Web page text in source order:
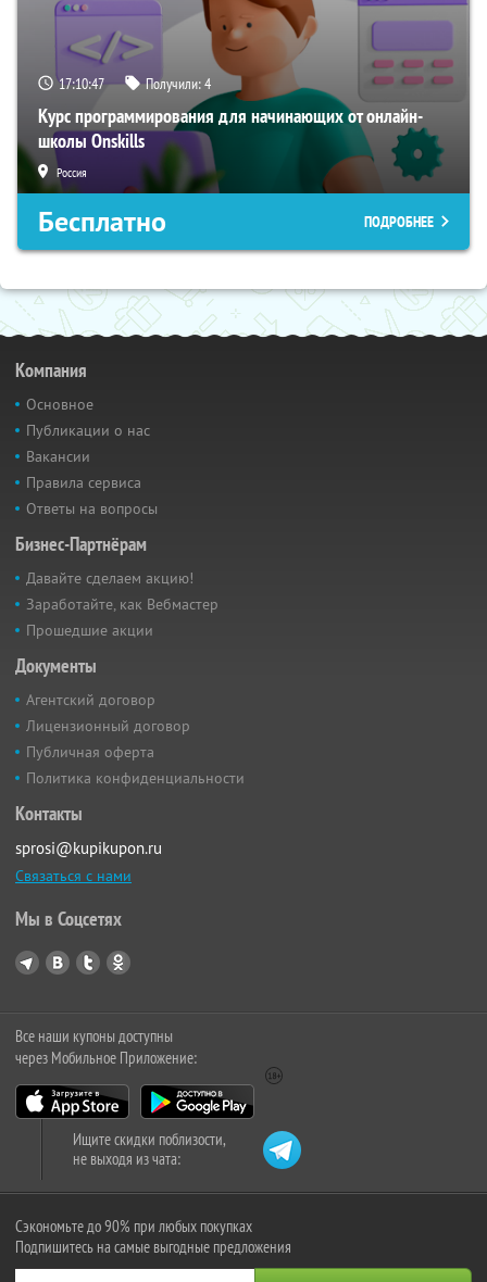
17:10:46 Получили:4
Курс программирования для начинающих от онлайн-
школы Onskills
Россия
Бесплатно ПОДРОБНЕЕ
Компания
Основное
Публикации о нас
Вакансии
Правила сервиса
Ответы на вопросы
Бизнес-Партнёрам
Давайте сделаем акцию!
Заработайте, как Вебмастер
Прошедшие акции
Документы
Агентский договор
Лицензионный договор
Публичная оферта
Политика конфиденциальности
Контакты
sprosi@kupikupon.ru
Связаться с нами
Мы в Соцсетях
Все наши купоны доступны
через Мобильное Приложение:
Ищите скидки поблизости,
не выходя из чата:
Сэкономьте до 90% при любых покупках
Подпишитесь на самые выгодные предложения